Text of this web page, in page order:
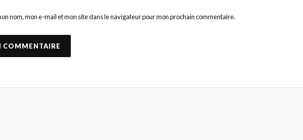
nom, mon e-mail et mon site dans le navigateur pour mon prochain commentaire.